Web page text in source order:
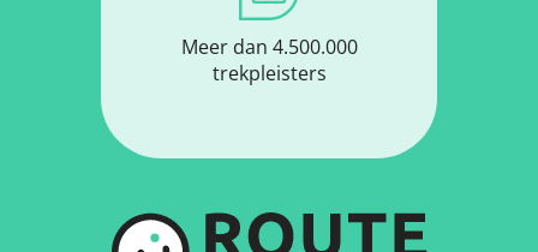
Meer dan 4.500.000
trekpleisters